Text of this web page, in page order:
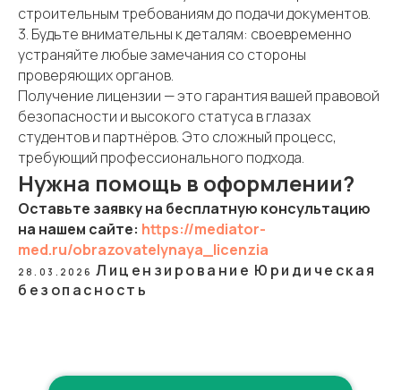
строительным требованиям до подачи документов.
3. Будьте внимательны к деталям: своевременно
устраняйте любые замечания со стороны
проверяющих органов.
Получение лицензии — это гарантия вашей правовой
безопасности и высокого статуса в глазах
студентов и партнёров. Это сложный процесс,
требующий профессионального подхода.
Нужна помощь в оформлении?
Оставьте заявку на бесплатную консультацию
на нашем сайте: https://mediator-
med.ru/obrazovatelynaya_licenzia
28.03.2026 Лицензирование Юридическая
безопасность